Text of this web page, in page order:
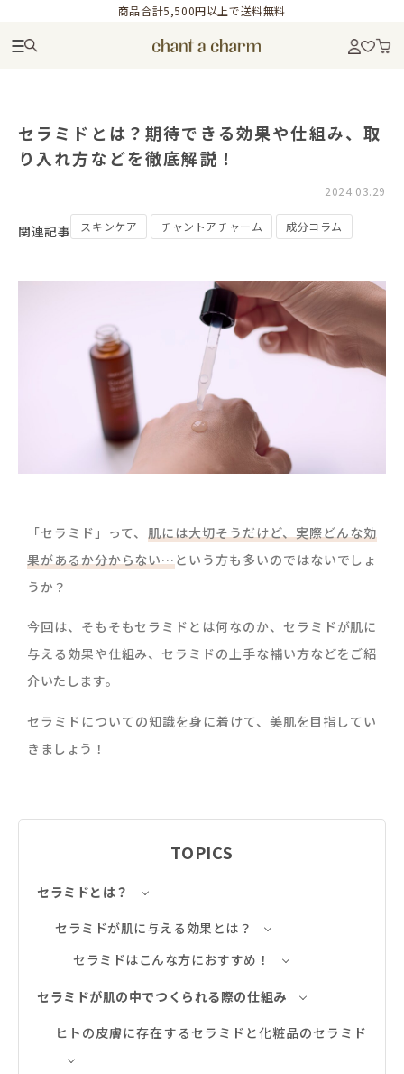
商品合計5,500円以上で送料無料
セラミドとは？期待できる効果や仕組み、取
り入れ方などを徹底解説！
2024.03.29
関連記事 スキンケア チャントアチャーム 成分コラム
「セラミド」って、 肌には大切そうだけど、実際どんな効
果があるか分からない… という方も多いのではないでしょ
うか？
今回は、そもそもセラミドとは何なのか、セラミドが肌に
与える効果や仕組み、セラミドの上手な補い方などをご紹
介いたします。
セラミドについての知識を身に着けて、美肌を目指してい
きましょう！
TOPICS
セラミドとは？
セラミドが肌に与える効果とは？
セラミドはこんな方におすすめ！
セラミドが肌の中でつくられる際の仕組み
ヒトの皮膚に存在するセラミドと化粧品のセラミド